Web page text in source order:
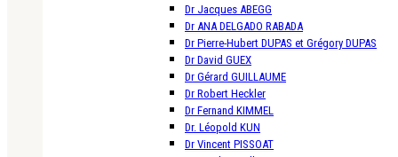
Dr Jacques ABEGG
Dr ANA DELGADO RABADA
Dr Pierre-Hubert DUPAS et Grégory DUPAS
Dr David GUEX
Dr Gérard GUILLAUME
Dr Robert Heckler
Dr Fernand KIMMEL
Dr. Léopold KUN
Dr Vincent PISSOAT